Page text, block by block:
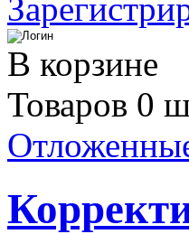
В корзине
Товаров 0